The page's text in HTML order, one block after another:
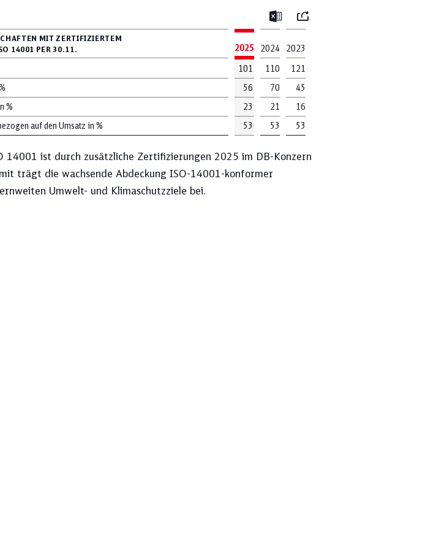
Mail
Excel
MIT ZERTIFIZIERTEM
14001 PER 30.11.
2025 2024
2023
101 110
121
56 70
45
%
23 21
16
auf den Umsatz in %
53 53 53
14001 ist durch zusätzliche Zertifizierungen 2025 im DB-Konzern
trägt die wachsende Abdeckung ISO-14001-konformer
Umwelt- und Klimaschutzziele bei.
Sie sich unten Ihre Ergebnisse an
DB-Konzern ESG-Ratings
Investitionen